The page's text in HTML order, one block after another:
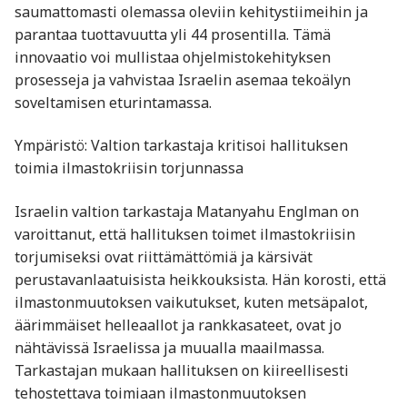
saumattomasti olemassa oleviin kehitystiimeihin ja
parantaa tuottavuutta yli 44 prosentilla. Tämä
innovaatio voi mullistaa ohjelmistokehityksen
prosesseja ja vahvistaa Israelin asemaa tekoälyn
soveltamisen eturintamassa. ​
Ympäristö: Valtion tarkastaja kritisoi hallituksen
toimia ilmastokriisin torjunnassa
Israelin valtion tarkastaja Matanyahu Englman on
varoittanut, että hallituksen toimet ilmastokriisin
torjumiseksi ovat riittämättömiä ja kärsivät
perustavanlaatuisista heikkouksista. Hän korosti, että
ilmastonmuutoksen vaikutukset, kuten metsäpalot,
äärimmäiset helleaallot ja rankkasateet, ovat jo
nähtävissä Israelissa ja muualla maailmassa.
Tarkastajan mukaan hallituksen on kiireellisesti
tehostettava toimiaan ilmastonmuutoksen